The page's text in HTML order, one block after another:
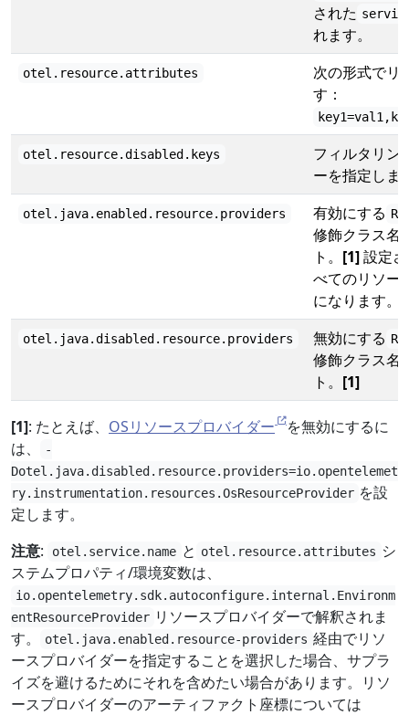
された
れます。
otel.resource.attributes
次の形式でリ
す：
otel.resource.disabled.keys
フィルタリン
ーを指定しま
otel.java.enabled.resource.providers 有効にする
修飾クラス名
ト。 [1]設定
べてのリソー
になります。
otel.java.disabled.resource.providers 無効にする
修飾クラス名
ト。 [1]
[1]: たとえば、 OSリソースプロバイダー
を無効にするに
は、
-
Dotel.java.disabled.resource.providers=io.opentelemet
ry.instrumentation.resources.OsResourceProvider を設
定します。
注意: otel.service.name と otel.resource.attributes シ
ステムプロパティ/環境変数は、
io.opentelemetry.sdk.autoconfigure.internal.Environm
entResourceProvider リソースプロバイダーで解釈されま
す。
otel.java.enabled.resource-providers 経由でリソ
ースプロバイダーを指定することを選択した場合、サプラ
イズを避けるためにそれを含めたい場合があります。リソ
ースプロバイダーのアーティファクト座標については